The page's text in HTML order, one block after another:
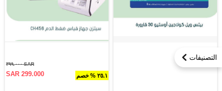
التصنيفات
٢٥.١ % خصم
SAR ٣٩٩.٠٠٠
SAR 299.000